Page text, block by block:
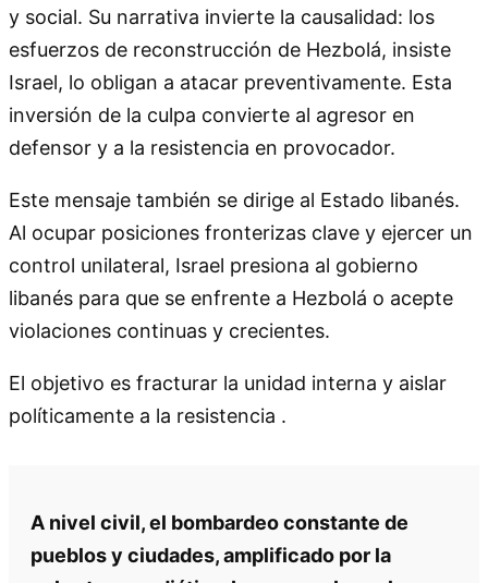
y social. Su narrativa invierte la causalidad: los
esfuerzos de reconstrucción de Hezbolá, insiste
Israel, lo obligan a atacar preventivamente. Esta
inversión de la culpa convierte al agresor en
defensor y a la resistencia en provocador.
Este mensaje también se dirige al Estado libanés.
Al ocupar posiciones fronterizas clave y ejercer un
control unilateral, Israel presiona al gobierno
libanés para que se enfrente a Hezbolá o acepte
violaciones continuas y crecientes.
El objetivo es fracturar la unidad interna y aislar
políticamente a la resistencia .
A nivel civil, el bombardeo constante de
pueblos y ciudades, amplificado por la